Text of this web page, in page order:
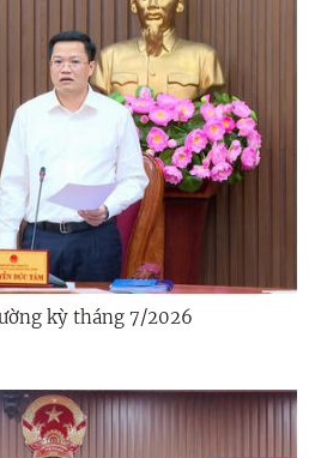
kỳ tháng 7/2026